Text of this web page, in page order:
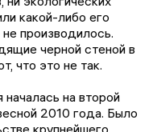
какой-либо его
производилось.
черной стеной в
что это не так.
на второй
2010 года. Было
крупнейшего